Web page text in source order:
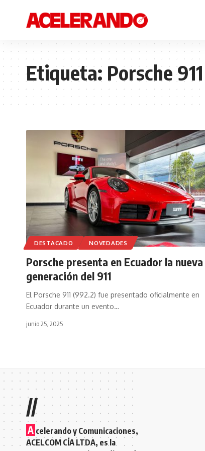
Etiqueta: Porsche 911
DESTACADO NOVEDADES
Porsche presenta en Ecuador la nueva
generación del 911
El Porsche 911 (992.2) fue presentado oficialmente en
Ecuador durante un evento…
junio 25, 2025
//
A celerando y Comunicaciones,
ACELCOM CÍA LTDA, es la